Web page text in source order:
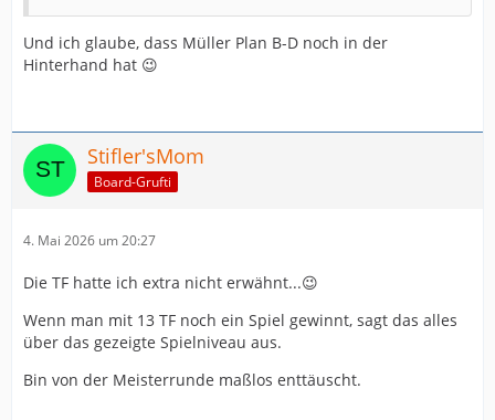
Und ich glaube, dass Müller Plan B-D noch in der
Hinterhand hat 😉
Stifler'sMom
Board-Grufti
4. Mai 2026 um 20:27
Die TF hatte ich extra nicht erwähnt...😉
Wenn man mit 13 TF noch ein Spiel gewinnt, sagt das alles
über das gezeigte Spielniveau aus.
Bin von der Meisterrunde maßlos enttäuscht.